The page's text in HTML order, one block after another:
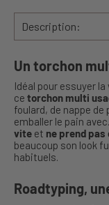
Description:
Un torchon
Idéal pour essuyer
ce torchon multi
foulard, de nappe
emballer le pain
vite et ne prend pas
beaucoup son look
habituels.
Roadtyping,